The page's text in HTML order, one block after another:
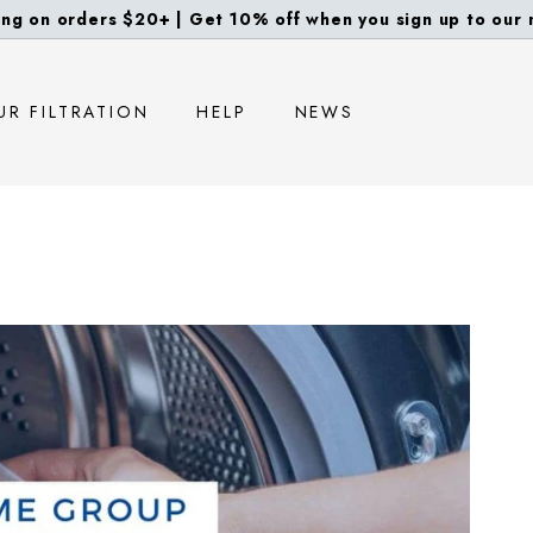
on orders $20+ | Get 10% off when you sign up to our
FILTRATION HELP NEWS